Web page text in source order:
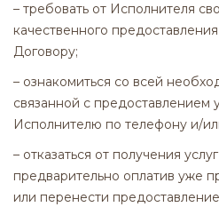
– требовать от Исполнителя
качественного
Договору;
– ознакомиться со всей
связанной с предоставлением
Исполнителю по телефону и/
– отказаться от получения
предварительно оплатив уже
или перенести